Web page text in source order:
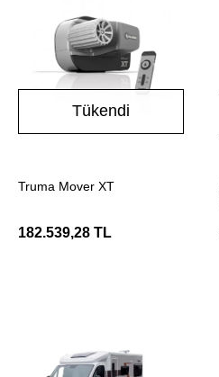
Tükendi
Truma Mover XT
182.539,28 TL